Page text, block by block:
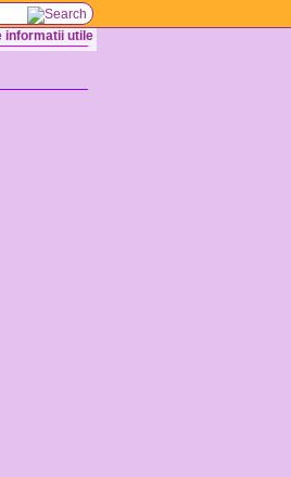
informatii utile